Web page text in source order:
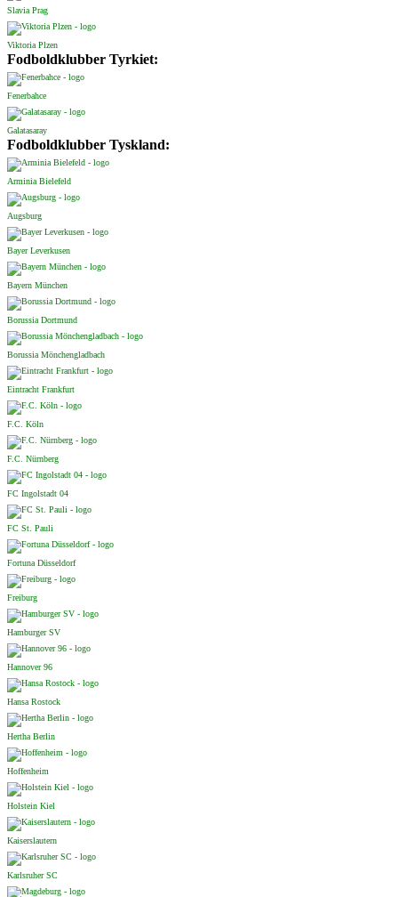
Slavia Prag
Viktoria Plzen
Fodboldklubber Tyrkiet:
Fenerbahce
Galatasaray
Fodboldklubber Tyskland:
Arminia Bielefeld
Augsburg
Bayer Leverkusen
Bayern München
Borussia Dortmund
Borussia Mönchengladbach
Eintracht Frankfurt
F.C. Köln
F.C. Nürnberg
FC Ingolstadt 04
FC St. Pauli
Fortuna Düsseldorf
Freiburg
Hamburger SV
Hannover 96
Hansa Rostock
Hertha Berlin
Hoffenheim
Holstein Kiel
Kaiserslautern
Karlsruher SC